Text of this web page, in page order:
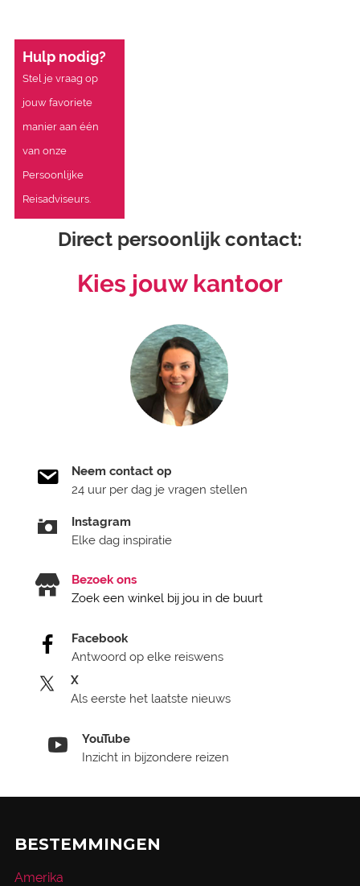
Hulp nodig?
Stel je vraag op
jouw favoriete
manier aan één
van onze
Persoonlijke
Reisadviseurs.
Direct persoonlijk contact:
Kies jouw kantoor
Neem contact op
24 uur per dag je vragen stellen
Instagram
Elke dag inspiratie
Bezoek ons
Zoek een winkel bij jou in de buurt
Facebook
Antwoord op elke reiswens
X
Als eerste het laatste nieuws
YouTube
Inzicht in bijzondere reizen
BESTEMMINGEN
Amerika